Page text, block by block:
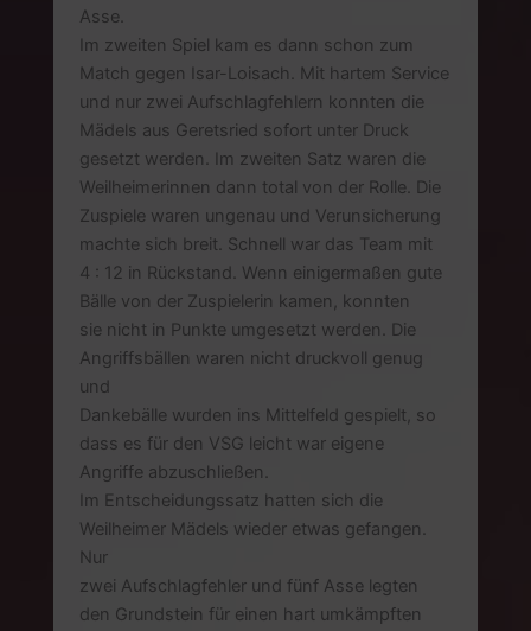
Asse.
Im zweiten Spiel kam es dann schon zum
Match gegen Isar-Loisach. Mit hartem Service
und nur zwei Aufschlagfehlern konnten die
Mädels aus Geretsried sofort unter Druck
gesetzt werden. Im zweiten Satz waren die
Weilheimerinnen dann total von der Rolle. Die
Zuspiele waren ungenau und Verunsicherung
machte sich breit. Schnell war das Team mit
4 : 12 in Rückstand. Wenn einigermaßen gute
Bälle von der Zuspielerin kamen, konnten
sie nicht in Punkte umgesetzt werden. Die
Angriffsbällen waren nicht druckvoll genug
und
Dankebälle wurden ins Mittelfeld gespielt, so
dass es für den VSG leicht war eigene
Angriffe abzuschließen.
Im Entscheidungssatz hatten sich die
Weilheimer Mädels wieder etwas gefangen.
Nur
zwei Aufschlagfehler und fünf Asse legten
den Grundstein für einen hart umkämpften